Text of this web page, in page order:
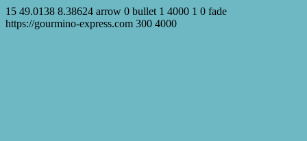
15 49.0138 8.38624 arrow 0 bullet 1 4000 1 0 fade
https://gourmino-express.com 300 4000